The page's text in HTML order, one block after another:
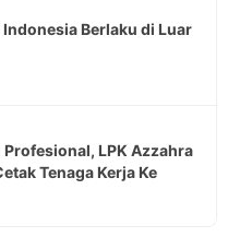
Berlaku di Luar
LPK Azzahra
Tenaga Kerja Ke